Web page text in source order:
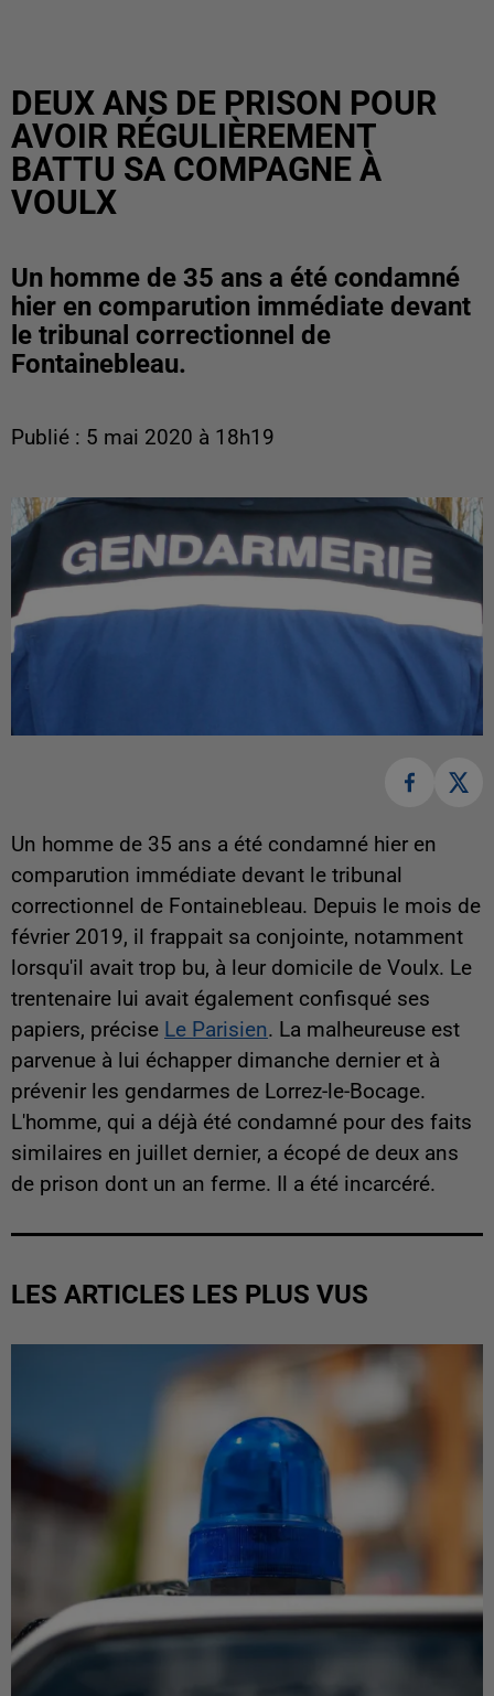
DEUX ANS DE PRISON POUR
AVOIR RÉGULIÈREMENT
BATTU SA COMPAGNE À
VOULX
Un homme de 35 ans a été condamné
hier en comparution immédiate devant
le tribunal correctionnel de
Fontainebleau.
Publié : 5 mai 2020 à 18h19
Un homme de 35 ans a été condamné hier en
comparution immédiate devant le tribunal
correctionnel de Fontainebleau. Depuis le mois de
février 2019, il frappait sa conjointe, notamment
lorsqu'il avait trop bu, à leur domicile de Voulx. Le
trentenaire lui avait également confisqué ses
papiers, précise Le Parisien. La malheureuse est
parvenue à lui échapper dimanche dernier et à
prévenir les gendarmes de Lorrez-le-Bocage.
L'homme, qui a déjà été condamné pour des faits
similaires en juillet dernier, a écopé de deux ans
de prison dont un an ferme. Il a été incarcéré.
LES ARTICLES LES PLUS VUS